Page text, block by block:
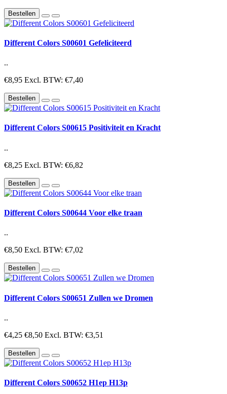
Bestellen
Different Colors S00601 Gefeliciteerd
..
€8,95 Excl. BTW: €7,40
Bestellen
Different Colors S00615 Positiviteit en Kracht
..
€8,25 Excl. BTW: €6,82
Bestellen
Different Colors S00644 Voor elke traan
..
€8,50 Excl. BTW: €7,02
Bestellen
Different Colors S00651 Zullen we Dromen
..
€4,25 €8,50 Excl. BTW: €3,51
Bestellen
Different Colors S00652 H1ep H13p